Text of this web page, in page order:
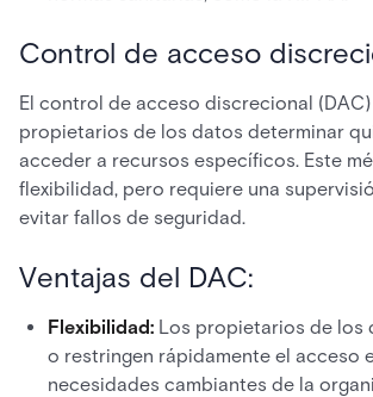
Control de acceso
El control de acceso discrecional
propietarios de los datos determinar
acceder a recursos específicos. Este
flexibilidad, pero requiere una
evitar fallos de seguridad.
Ventajas del DAC:
Flexibilidad: Los propietarios de los
o restringen rápidamente el acceso
necesidades cambiantes de la